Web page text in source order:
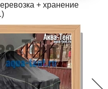
+ хранение